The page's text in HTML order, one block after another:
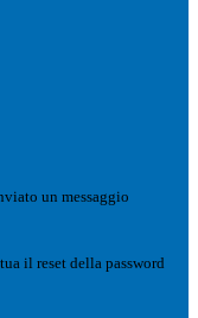
un messaggio
il reset della password